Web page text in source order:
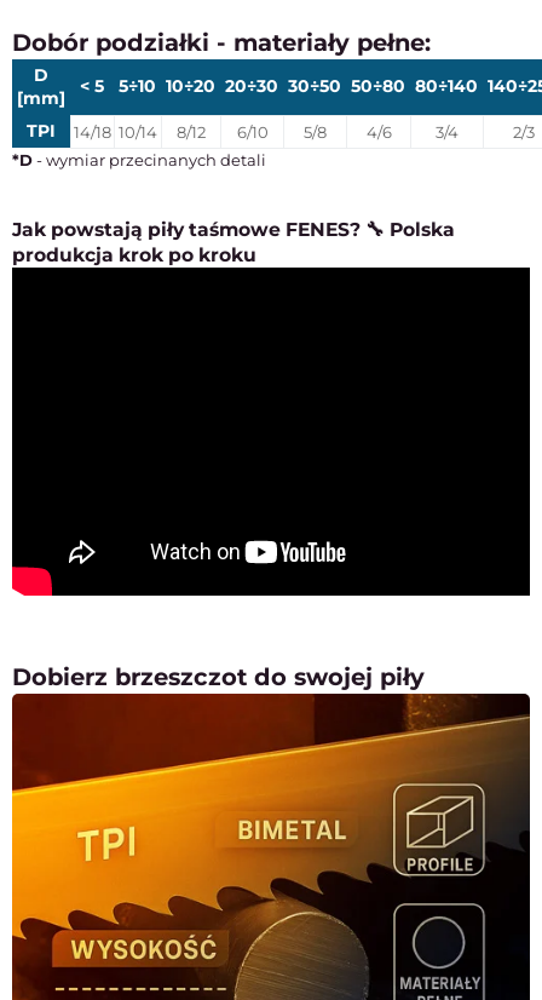
Dobór podziałki - materiały pełne:
D
[mm]
< 5 5÷10 10÷20 20÷30 30÷50 50÷80 80÷140
TPI 14/18 10/14 8/12 6/10 5/8 4/6 3/4
2/3
*D- wymiar przecinanych detali
Jak powstają piły taśmowe FENES? 🔧 Polska
produkcja krok po kroku
Dobierz brzeszczot do swojej piły